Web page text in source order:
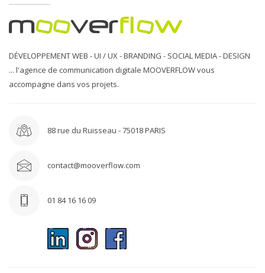
DÉVELOPPEMENT WEB - UI / UX - BRANDING - SOCIAL MEDIA - DESIGN
... l'agence de communication digitale MOOVERFLOW vous
accompagne dans vos projets.
88 rue du Ruisseau - 75018 PARIS
contact@mooverflow.com
01 84 16 16 09